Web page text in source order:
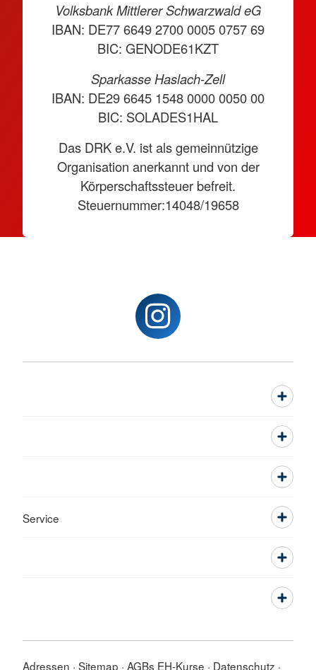
Volksbank Mittlerer Schwarzwald eG
IBAN: DE77 6649 2700 0005 0757 69
BIC: GENODE61KZT
Sparkasse Haslach-Zell
IBAN: DE29 6645 1548 0000 0050 00
BIC: SOLADES1HAL
Das DRK e.V. ist als gemeinnützige
Organisation anerkannt und von der
Körperschaftssteuer befreit.
Steuernummer:14048/19658
Service
Adressen Sitemap AGBs EH-Kurse Datenschutz